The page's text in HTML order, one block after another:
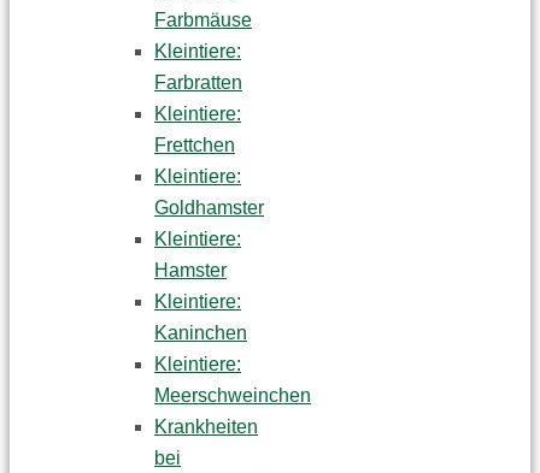
Farbmäuse
Kleintiere:
Farbratten
Kleintiere:
Frettchen
Kleintiere:
Goldhamster
Kleintiere:
Hamster
Kleintiere:
Kaninchen
Kleintiere:
Meerschweinchen
Krankheiten
bei